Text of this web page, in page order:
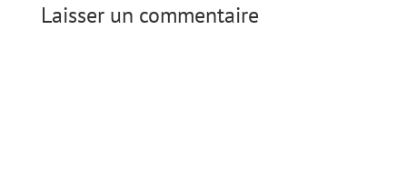
Laisser un commentaire